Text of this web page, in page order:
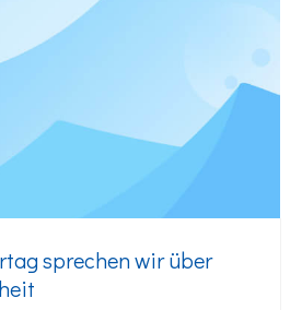
sprechen wir über